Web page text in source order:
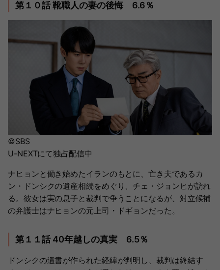
第１０話 靴職人の妻の後悔 6.6％
©SBS
U-NEXTにて独占配信中
ナヒョンと働き始めたイランのもとに、亡き夫であるカ
ン・ドンシクの遺産相続をめぐり、チェ・ジョンヒが訪れ
る。彼女は実の息子と裁判で争うことになるが、対立候補
の弁護士はナヒョンの元上司・ドギョンだった。
第１１話 40年越しの真実 6.5％
ドンシクの遺書が作られた経緯が判明し、裁判は終結す